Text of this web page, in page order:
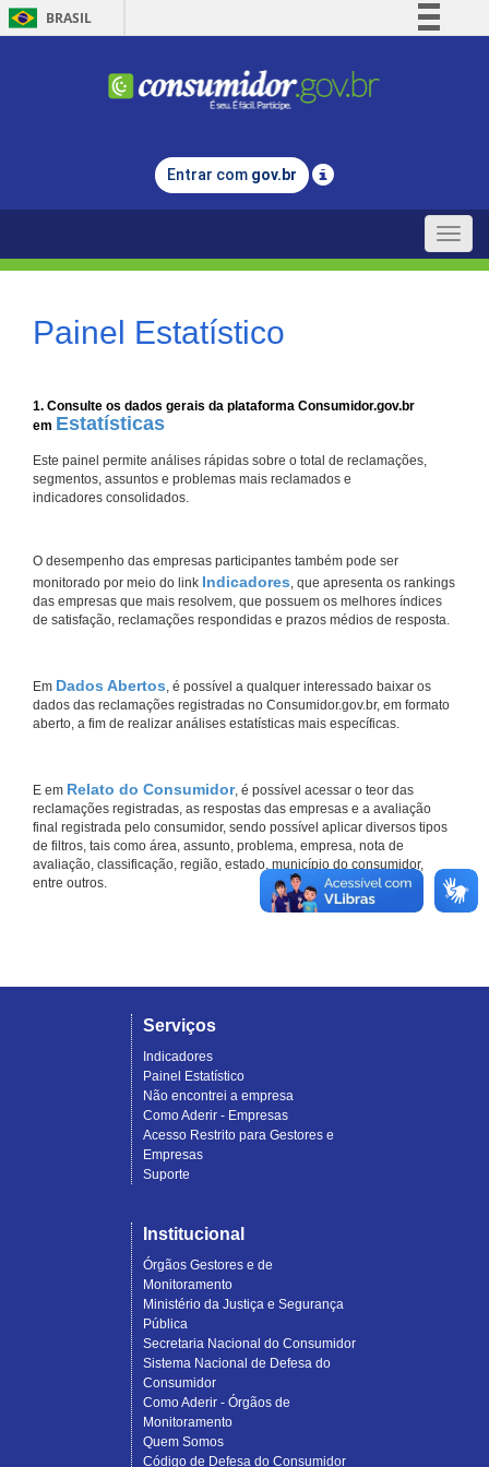
BRASIL
Comunica BR
Legislação
Entrar com gov.br
Toggle
Painel Estatístico
1. Consulte os dados gerais da plataforma Consumidor.gov.br
em Estatísticas
Este painel permite análises rápidas sobre o total de reclamações,
segmentos, assuntos e problemas mais reclamados e
indicadores consolidados.
O desempenho das empresas participantes também pode ser
monitorado por meio do link Indicadores, que apresenta os rankings
das empresas que mais resolvem, que possuem os melhores índices
de satisfação, reclamações respondidas e prazos médios de resposta.
Em Dados Abertos, é possível a qualquer interessado baixar os
dados das reclamações registradas no Consumidor.gov.br, em formato
aberto, a fim de realizar análises estatísticas mais específicas.
E em Relato do Consumidor, é possível acessar o teor das
reclamações registradas, as respostas das empresas e a avaliação
final registrada pelo consumidor, sendo possível aplicar diversos tipos
de filtros, tais como área, assunto, problema, empresa, nota de
avaliação, classificação, região, estado, município do consumidor,
entre outros.
Serviços
Indicadores
Painel Estatístico
Não encontrei a empresa
Como Aderir - Empresas
Acesso Restrito para Gestores e
Empresas
Suporte
Institucional
Órgãos Gestores e de
Monitoramento
Ministério da Justiça e Segurança
Pública
Secretaria Nacional do Consumidor
Sistema Nacional de Defesa do
Consumidor
Como Aderir - Órgãos de
Monitoramento
Quem Somos
Código de Defesa do Consumidor